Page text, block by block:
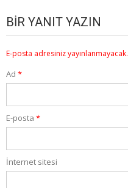
BIR YANIT YAZIN
E-posta adresiniz yayınlanmayacak.
Ad *
E-posta *
İnternet sitesi